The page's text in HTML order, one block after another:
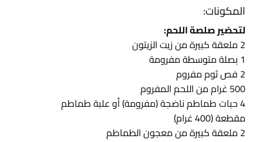
المكونات:
لتحضير صلصة اللحم:
2 ملعقة كبيرة من زيت الزيتون
1 بصلة متوسطة مفرومة
2 فص ثوم مفروم
500 غرام من اللحم المفروم
4 حبات طماطم ناضجة (مفرومة) أو علبة طماطم
مقطعة (400 غرام)
2 ملعقة كبيرة من معجون الطماطم